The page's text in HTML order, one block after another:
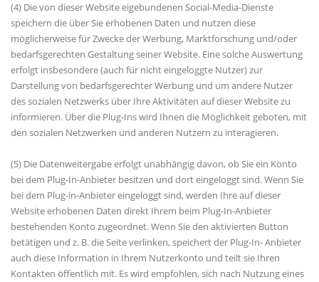
(4) Die von dieser Website eigebundenen Social-Media-Dienste
speichern die über Sie erhobenen Daten und nutzen diese
möglicherweise für Zwecke der Werbung, Marktforschung und/oder
bedarfsgerechten Gestaltung seiner Website. Eine solche Auswertung
erfolgt insbesondere (auch für nicht eingeloggte Nutzer) zur
Darstellung von bedarfsgerechter Werbung und um andere Nutzer
des sozialen Netzwerks über Ihre Aktivitäten auf dieser Website zu
informieren. Über die Plug-Ins wird Ihnen die Möglichkeit geboten, mit
den sozialen Netzwerken und anderen Nutzern zu interagieren.
(5) Die Datenweitergabe erfolgt unabhängig davon, ob Sie ein Konto
bei dem Plug-In-Anbieter besitzen und dort eingeloggt sind. Wenn Sie
bei dem Plug-in-Anbieter eingeloggt sind, werden Ihre auf dieser
Website erhobenen Daten direkt Ihrem beim Plug-In-Anbieter
bestehenden Konto zugeordnet. Wenn Sie den aktivierten Button
betätigen und z. B. die Seite verlinken, speichert der Plug-In- Anbieter
auch diese Information in Ihrem Nutzerkonto und teilt sie Ihren
Kontakten öffentlich mit. Es wird empfohlen, sich nach Nutzung eines